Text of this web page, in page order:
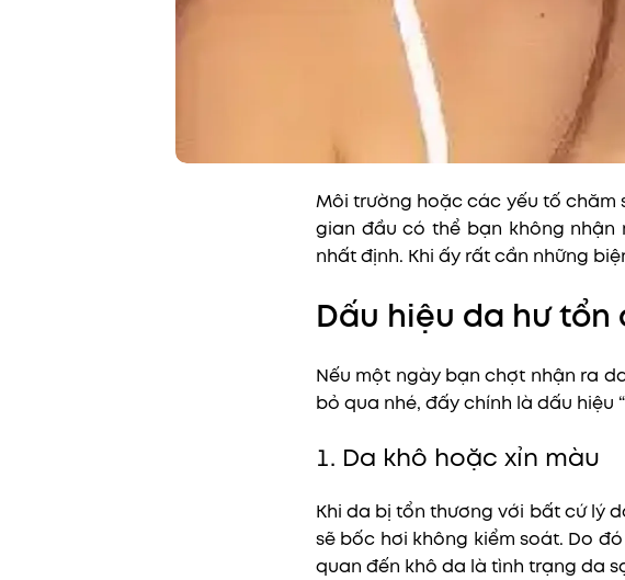
Môi trường hoặc các yếu tố chăm
gian đầu có thể bạn không
nhất định. Khi ấy rất cần những
Dấu hiệu da hư tổn
Nếu một ngày bạn chợt nhận ra
bỏ qua nhé, đấy chính là dấu hiệu
1. Da khô hoặc xỉn màu
Khi da bị tổn thương với bất cứ lý
sẽ bốc hơi không kiểm soát. Do
quan đến khô da là tình trạng da